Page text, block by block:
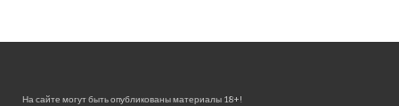
На сайте могут быть опубликованы материалы 18+!